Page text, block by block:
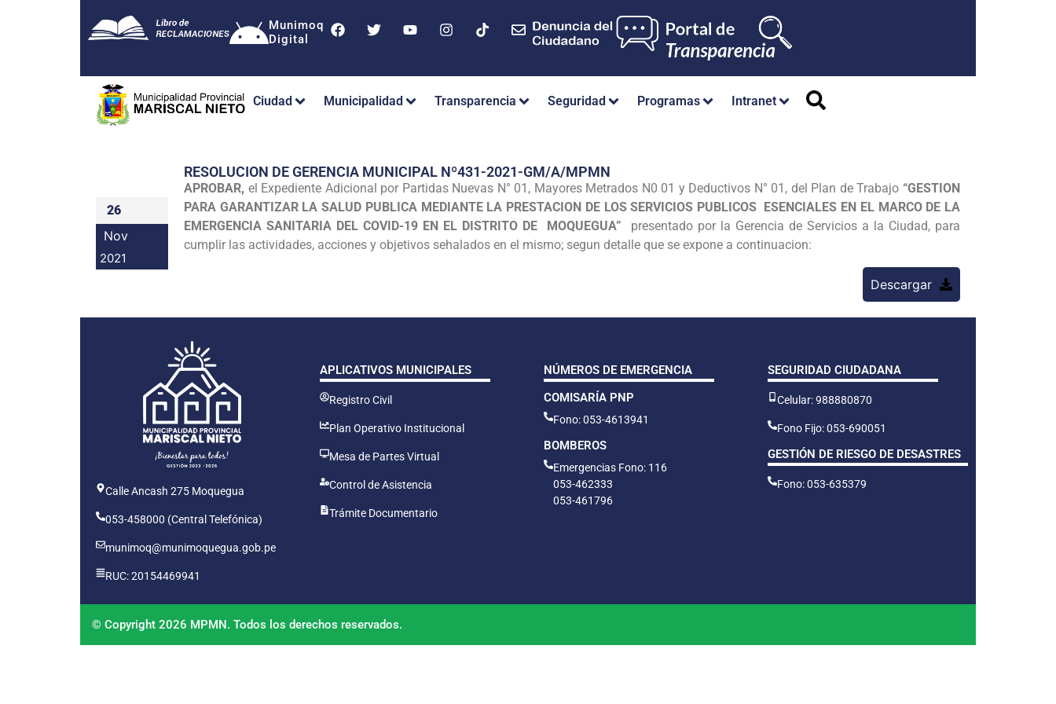
Munimoq
Digital
Ciudad Municipalidad Transparencia Seguridad Programas Intranet
26
Nov
2021
RESOLUCION DE GERENCIA MUNICIPAL Nº431-2021-GM/A/MPMN
APROBAR, el Expediente Adicional por Partidas Nuevas N° 01, Mayores Metrados N0 01 y Deductivos N° 01, del Plan de Trabajo “GESTION
PARA GARANTIZAR LA SALUD PUBLICA MEDIANTE LA PRESTACION DE LOS SERVICIOS PUBLICOS ESENCIALES EN EL MARCO DE LA
EMERGENCIA SANITARIA DEL COVID-19 EN EL DISTRITO DE MOQUEGUA” presentado por la Gerencia de Servicios a la Ciudad, para
cumplir las actividades, acciones y objetivos sehalados en el mismo; segun detalle que se expone a continuacion:
Descargar
Calle Ancash 275 Moquegua
053-458000 (Central Telefónica)
munimoq@munimoquegua.gob.pe
RUC: 20154469941
APLICATIVOS MUNICIPALES
Registro Civil
Plan Operativo Institucional
Mesa de Partes Virtual
Control de Asistencia
Trámite Documentario
NÚMEROS DE EMERGENCIA
COMISARÍA PNP
Fono: 053-4613941
BOMBEROS
Emergencias Fono: 116
053-462333
053-461796
SEGURIDAD CIUDADANA
Celular: 988880870
Fono Fijo: 053-690051
GESTIÓN DE RIESGO DE DESASTRES
Fono: 053-635379
© Copyright 2026 MPMN. Todos los derechos reservados.